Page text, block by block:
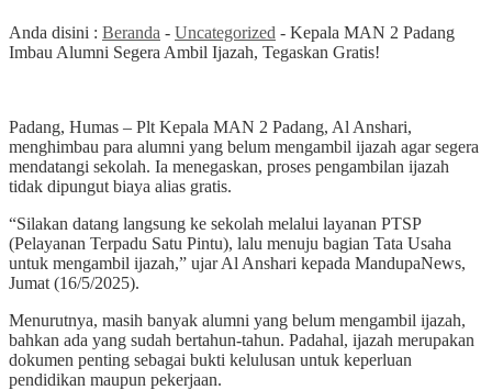
Anda disini : Beranda - Uncategorized - Kepala MAN 2 Padang
Imbau Alumni Segera Ambil Ijazah, Tegaskan Gratis!
Padang, Humas – Plt Kepala MAN 2 Padang, Al Anshari,
menghimbau para alumni yang belum mengambil ijazah agar segera
mendatangi sekolah. Ia menegaskan, proses pengambilan ijazah
tidak dipungut biaya alias gratis.
“Silakan datang langsung ke sekolah melalui layanan PTSP
(Pelayanan Terpadu Satu Pintu), lalu menuju bagian Tata Usaha
untuk mengambil ijazah,” ujar Al Anshari kepada MandupaNews,
Jumat (16/5/2025).
Menurutnya, masih banyak alumni yang belum mengambil ijazah,
bahkan ada yang sudah bertahun-tahun. Padahal, ijazah merupakan
dokumen penting sebagai bukti kelulusan untuk keperluan
pendidikan maupun pekerjaan.